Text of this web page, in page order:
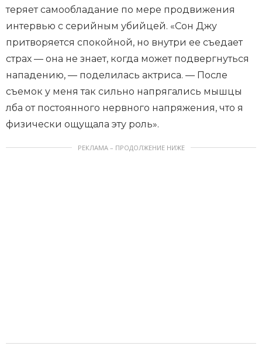
теряет самообладание по мере продвижения
интервью с серийным убийцей. «Сон Джу
притворяется спокойной, но внутри ее съедает
страх — она не знает, когда может подвергнуться
нападению, — поделилась актриса. — После
съемок у меня так сильно напрягались мышцы
лба от постоянного нервного напряжения, что я
физически ощущала эту роль».
РЕКЛАМА – ПРОДОЛЖЕНИЕ НИЖЕ